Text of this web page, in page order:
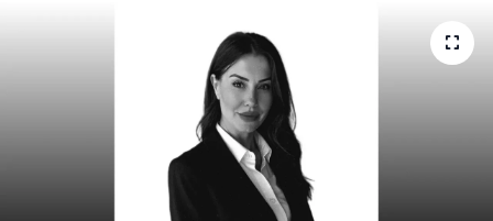
EKOLOJİ VE ÇEVRE